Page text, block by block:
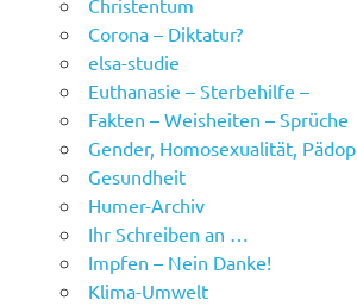
Christentum
Corona – Diktatur?
elsa-studie
Euthanasie – Sterbehilfe –
Fakten – Weisheiten – Sprüche
Gender, Homosexualität,
Gesundheit
Humer-Archiv
Ihr Schreiben an …
Impfen – Nein Danke!
Klima-Umwelt